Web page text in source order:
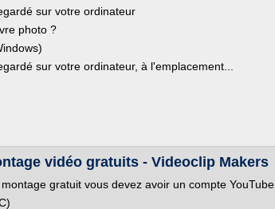
sur votre ordinateur
photo ?
sur votre ordinateur, à l'emplacement...
vidéo gratuits - Videoclip Makers
gratuit vous devez avoir un compte YouTube.